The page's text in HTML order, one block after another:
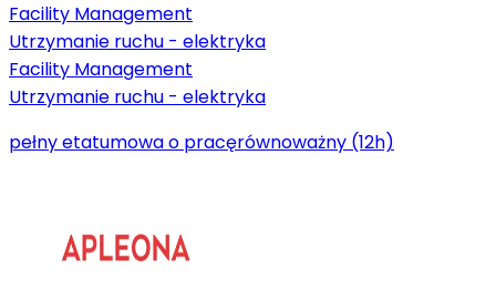
Facility Management
Utrzymanie ruchu - elektryka
Facility Management
Utrzymanie ruchu - elektryka
pełny etatumowa o pracęrównoważny (12h)